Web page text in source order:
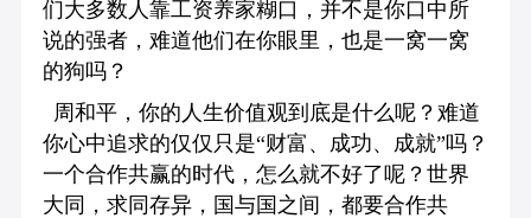
们大多数人靠工资养家糊口，并不是你口中所
说的强者，难道他们在你眼里，也是一窝一窝
的狗吗？
周和平，你的人生价值观到底是什么呢？难道
你心中追求的仅仅只是“财富、成功、成就”吗？
一个合作共赢的时代，怎么就不好了呢？世界
大同，求同存异，国与国之间，都要合作共